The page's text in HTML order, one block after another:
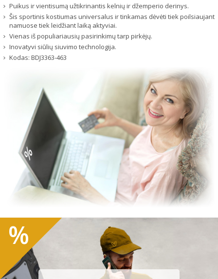
Puikus ir vientisumą užtikrinantis kelnių ir džemperio derinys.
Šis sportinis kostiumas universalus ir tinkamas dėvėti tiek poilsiaujant
namuose tiek leidžiant laiką aktyviai.
Vienas iš populiariausių pasirinkimų tarp pirkėjų.
Inovatyvi siūlių siuvimo technologija.
Kodas: BDJ3363-463
%